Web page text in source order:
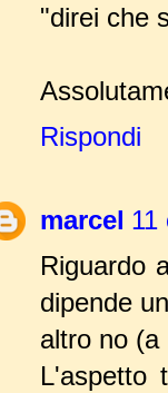
"direi che
Rispondi
marcel 11
Riguardo
dipende
altro no
L'aspetto